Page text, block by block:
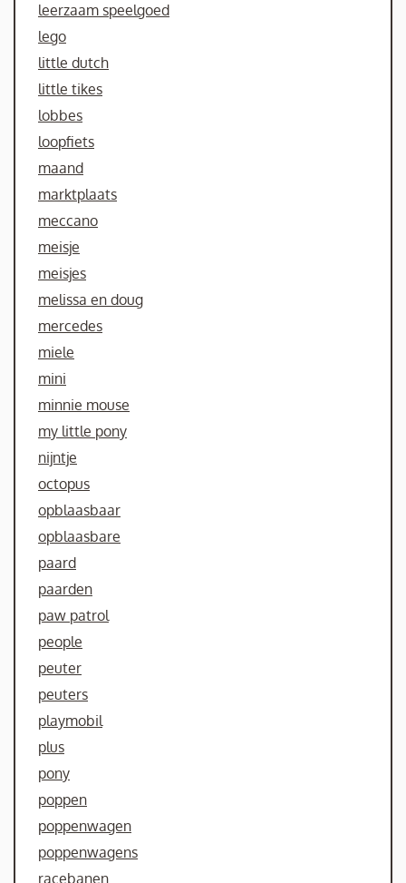
leerzaam speelgoed
lego
little dutch
little tikes
lobbes
loopfiets
maand
marktplaats
meccano
meisje
meisjes
melissa en doug
mercedes
miele
mini
minnie mouse
my little pony
nijntje
octopus
opblaasbaar
opblaasbare
paard
paarden
paw patrol
people
peuter
peuters
playmobil
plus
pony
poppen
poppenwagen
poppenwagens
racebanen